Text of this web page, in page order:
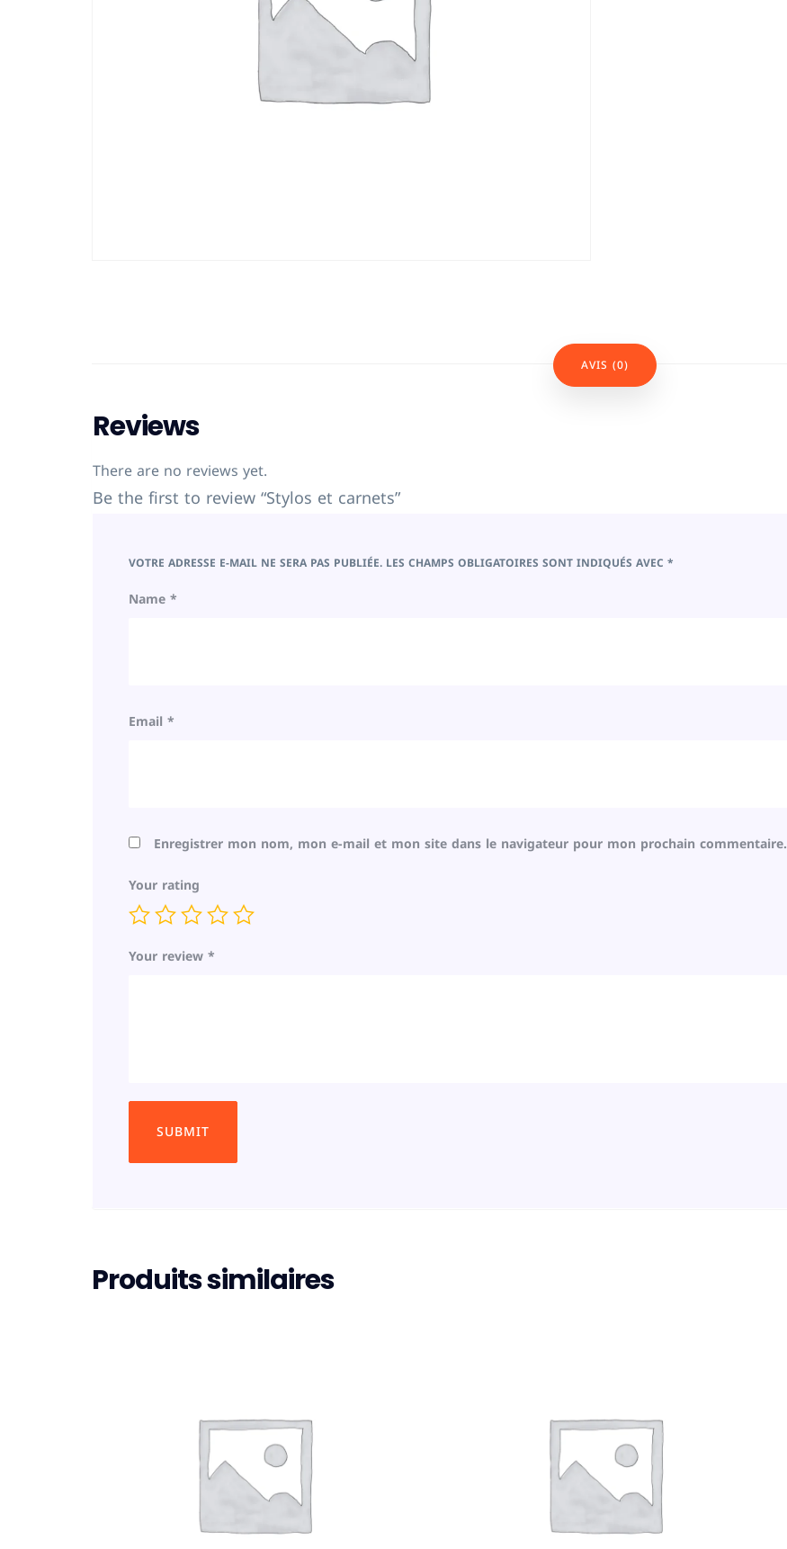
AVIS (0)
Reviews
There are no reviews yet.
Be the first to review “Stylos et carnets”
VOTRE ADRESSE E-MAIL NE SERA PAS PUBLIÉE. LES CHAMPS OBLIGATOIRES SONT INDIQUÉS AVEC *
Name*
Email *
Enregistrer mon nom, mon e-mail et mon site dans le navigateur pour mon prochain commentaire.
Your rating
Your review*
Produits similaires